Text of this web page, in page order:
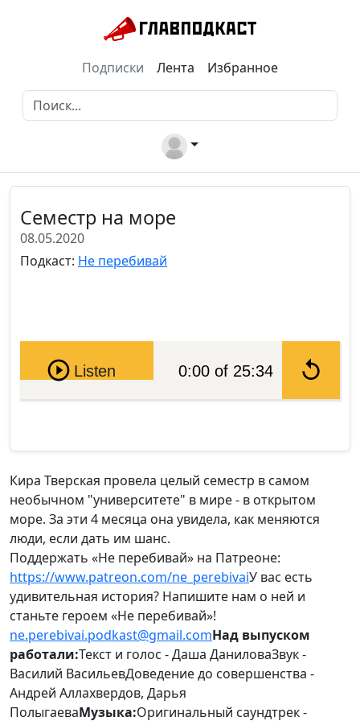
Подписки Лента Избранное
Семестр на море
08.05.2020
Подкаст: Не перебивай
Pause
Listen 0:00 of 25:34
Кира Тверская провела целый семестр в самом
необычном "университете" в мире - в открытом
море. За эти 4 месяца она увидела, как меняются
люди, если дать им шанс.
Поддержать «Не перебивай» на Патреоне:
https://www.patreon.com/ne_perebivaiУ вас есть
удивительная история? Напишите нам о ней и
станьте героем «Не перебивай»!
ne.perebivai.podkast@gmail.comНад выпуском
работали:Текст и голос - Даша ДаниловаЗвук -
Василий ВасильевДоведение до совершенства -
Андрей Аллахвердов, Дарья
ПолыгаеваМузыка:Оригинальный саундтрек -